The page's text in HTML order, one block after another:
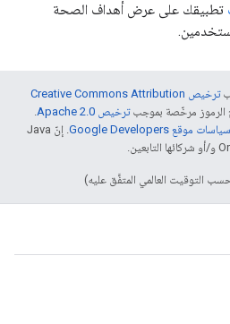
تطبيقك على عرض أهداف الصحة
ترخيص Creative Commons Attribution
الرموز مرخّصة بموجبترخيص Apache 2.0‏
.
سياسات موقع Google Developers‏
. إنّ Java